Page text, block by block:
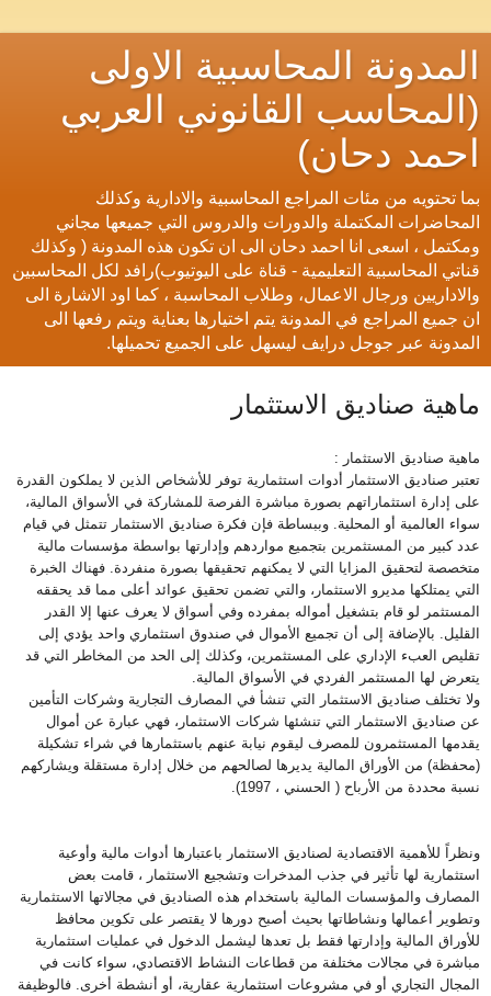
المدونة المحاسبية الاولى
(المحاسب القانوني العربي
احمد دحان)
بما تحتويه من مئات المراجع المحاسبية والادارية وكذلك
المحاضرات المكتملة والدورات والدروس التي جميعها مجاني
ومكتمل ، اسعى انا احمد دحان الى ان تكون هذه المدونة ( وكذلك
قناتي المحاسبية التعليمية - قناة على اليوتيوب)رافد لكل المحاسبين
والاداريين ورجال الاعمال، وطلاب المحاسبة ، كما اود الاشارة الى
ان جميع المراجع في المدونة يتم اختيارها بعناية ويتم رفعها الى
المدونة عبر جوجل درايف ليسهل على الجميع تحميلها.
ماهية صناديق الاستثمار
ماهية صناديق الاستثمار :
تعتبر صناديق الاستثمار أدوات استثمارية توفر للأشخاص الذين لا يملكون القدرة
على إدارة استثماراتهم بصورة مباشرة الفرصة للمشاركة في الأسواق المالية،
سواء العالمية أو المحلية. وببساطة فإن فكرة صناديق الاستثمار تتمثل في قيام
عدد كبير من المستثمرين بتجميع مواردهم وإدارتها بواسطة مؤسسات مالية
متخصصة لتحقيق المزايا التي لا يمكنهم تحقيقها بصورة منفردة. فهناك الخبرة
التي يمتلكها مديرو الاستثمار، والتي تضمن تحقيق عوائد أعلى مما قد يحققه
المستثمر لو قام بتشغيل أمواله بمفرده وفي أسواق لا يعرف عنها إلا القدر
القليل. بالإضافة إلى أن تجميع الأموال في صندوق استثماري واحد يؤدي إلى
تقليص العبء الإداري على المستثمرين، وكذلك إلى الحد من المخاطر التي قد
يتعرض لها المستثمر الفردي في الأسواق المالية
ولا تختلف صناديق الاستثمار التي تنشأ في المصارف التجارية وشركات التأمين
عن صناديق الاستثمار التي تنشئها شركات الاستثمار، فهي عبارة عن أموال
يقدمها المستثمرون للمصرف ليقوم نيابة عنهم باستثمارها في شراء تشكيلة
(محفظة) من الأوراق المالية يديرها لصالحهم من خلال إدارة مستقلة ويشاركهم
نسبة محددة من الأرباح ( الحسني ، 1997
).
ونظراً للأهمية الاقتصادية لصناديق الاستثمار باعتبارها أدوات مالية وأوعية
استثمارية لها تأثير في جذب المدخرات وتشجيع الاستثمار ، قامت بعض
المصارف والمؤسسات المالية باستخدام هذه الصناديق في مجالاتها الاستثمارية
وتطوير أعمالها ونشاطاتها بحيث أصبح دورها لا يقتصر على تكوين محافظ
للأوراق المالية وإدارتها فقط بل تعدها ليشمل الدخول في عمليات استثمارية
مباشرة في مجالات مختلفة من قطاعات النشاط الاقتصادي، سواء كانت في
المجال التجاري أو في مشروعات استثمارية عقارية، أو أنشطة أخرى. فالوظيفة